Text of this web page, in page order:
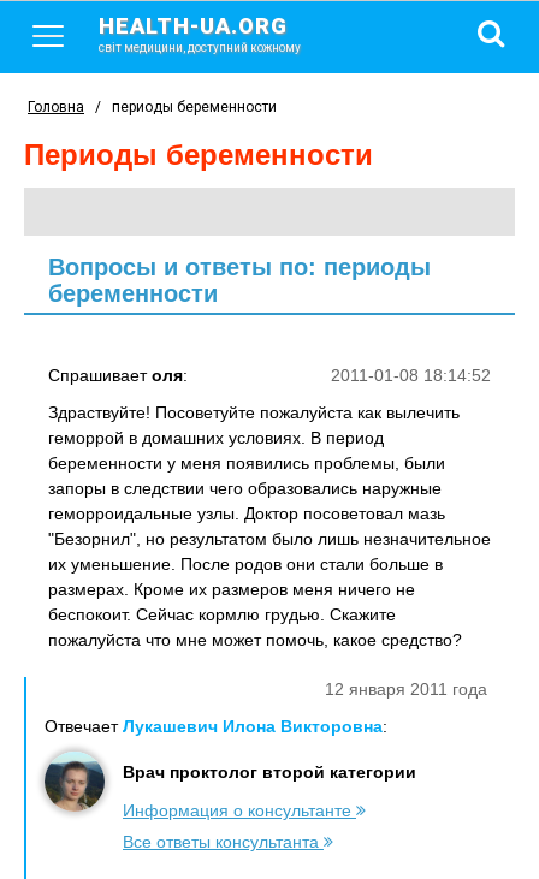
HEALTH-UA.ORG
світ медицини, доступний кожному
Головна / периоды беременности
периоды беременности
Вопросы и ответы по: периоды
беременности
2011-01-08 18:14:52
Спрашиваетоля:
Здраствуйте! Посоветуйте пожалуйста как вылечить
геморрой в домашних условиях. В период
беременности у меня появились проблемы, были
запоры в следствии чего образовались наружные
геморроидальные узлы. Доктор посоветовал мазь
"Безорнил", но результатом было лишь незначительное
их уменьшение. После родов они стали больше в
размерах. Кроме их размеров меня ничего не
беспокоит. Сейчас кормлю грудью. Скажите
пожалуйста что мне может помочь, какое средство?
12 января 2011 года
ОтвечаетЛукашевич Илона Викторовна:
Врач проктолог второй категории
Информация о консультанте
Все ответы консультанта